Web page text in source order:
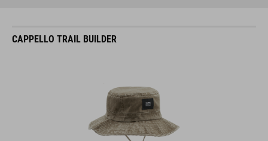
CAPPELLO TRAIL BUILDER